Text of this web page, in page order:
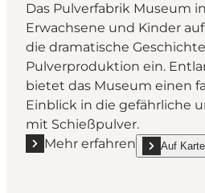
Das Pulverfabrik Museum
Erwachsene und Kinder
die dramatische
Pulverproduktion ein.
bietet das Museum einen
Einblick in die gefährliche
mit Schießpulver.
Mehr erfahren
Mehr erfahren "KRUDT |
Auf
show